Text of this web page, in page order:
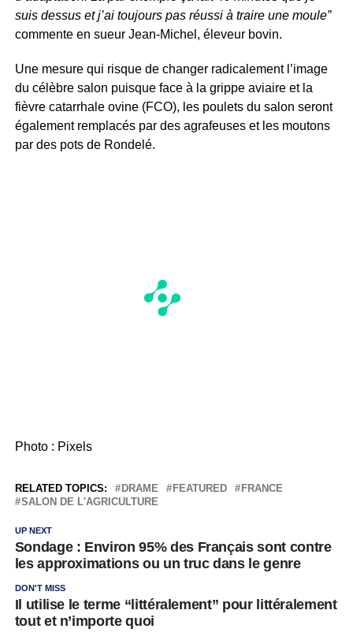
suis dessus et j’ai toujours pas réussi à traire une moule”
commente en sueur Jean-Michel, éleveur bovin.
Une mesure qui risque de changer radicalement l’image
du célèbre salon puisque face à la grippe aviaire et la
fièvre catarrhale ovine (FCO), les poulets du salon seront
également remplacés par des agrafeuses et les moutons
par des pots de Rondelé.
Photo : Pixels
RELATED TOPICS: DRAME FEATURED
FRANCE
SALON DE L'AGRICULTURE
UP NEXT
Sondage : Environ 95% des Français sont contre
les approximations ou un truc dans le genre
DON'T MISS
Il utilise le terme “littéralement” pour littéralement
tout et n’importe quoi